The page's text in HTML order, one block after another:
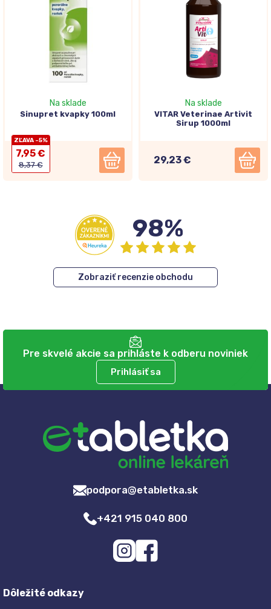
Na sklade
Sinupret kvapky 100ml
ZĽAVA -5%
7,95 €
8,37 €
Na sklade
VITAR Veterinae Artivit
Sirup 1000ml
29,23 €
98%
Zobraziť recenzie obchodu
Pre skvelé akcie sa prihláste k odberu noviniek
Prihlásiť sa
podpora@etabletka.sk
+421 915 040 800
Dôležité odkazy